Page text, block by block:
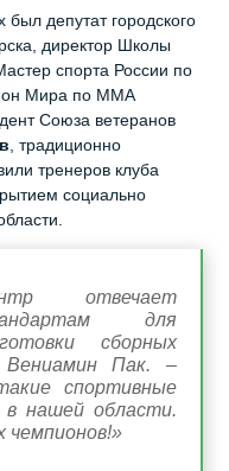
депутат городского
директор Школы
спорта России по
Мира по ММА
Союза ветеранов
, традиционно
тренеров клуба
социально
отвечает
для
сборных
Пак. –
спортивные
нашей области.
чемпионов!»